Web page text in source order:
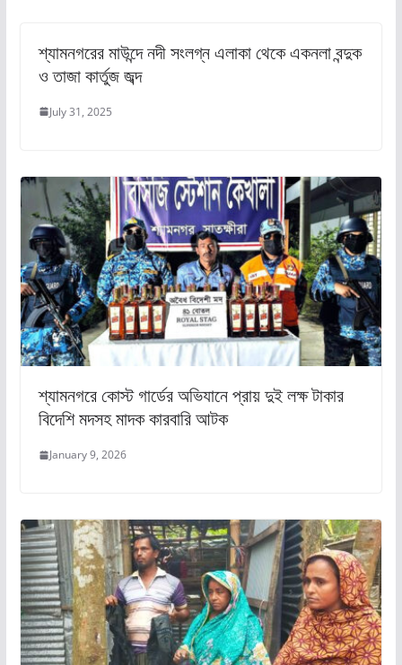
শ্যামনগরের মাউন্দে নদী সংলগ্ন এলাকা থেকে একনলা বন্দুক
ও তাজা কার্তুজ জব্দ
July 31, 2025
শ্যামনগরে কোস্ট গার্ডের অভিযানে প্রায় দুই লক্ষ টাকার
বিদেশি মদসহ মাদক কারবারি আটক
January 9, 2026